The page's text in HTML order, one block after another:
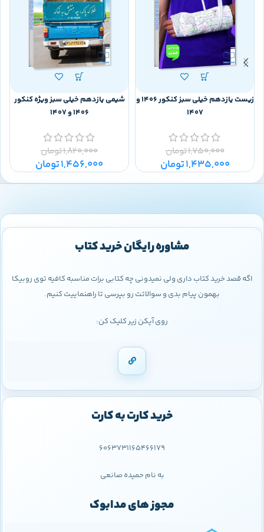
زیست یازدهم خیلی سبز کنکور 1406 و
1407
1,750,000تومان
1,435,000تومان
شیمی یازدهم خیلی سبز ویژه کنکور
1406 و 1407
1,820,000تومان
1,456,000تومان
مشاوره رایگان خرید کتاب
اگه قصد خرید کتاب داری ولی نمیدونی چه کتابی برات مناسبه کافیه توی روبیکا
بهمون پیام بدی و سوالاتت رو بپرسی تا راهنماییت کنیم.
روی آیکن زیر کلیک کن:
خرید کارت به کارت
6063731165466179
به نام حمیده صانعی
مجوز های مدابوک